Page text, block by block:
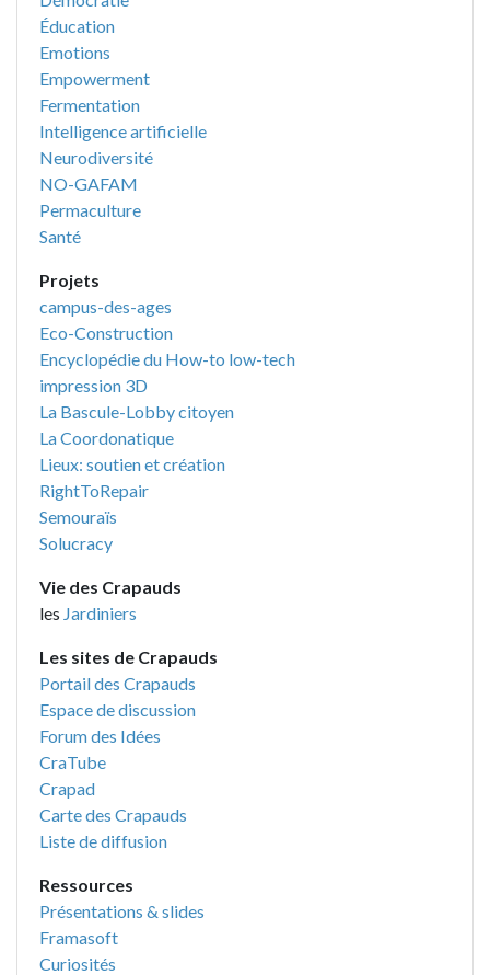
Éducation
Emotions
Empowerment
Fermentation
Intelligence artificielle
Neurodiversité
NO-GAFAM
Permaculture
Santé
Projets
campus-des-ages
Eco-Construction
Encyclopédie du How-to low-tech
impression 3D
La Bascule-Lobby citoyen
La Coordonatique
Lieux: soutien et création
RightToRepair
Semouraïs
Solucracy
Vie des Crapauds
les Jardiniers
Les sites de Crapauds
Portail des Crapauds
Espace de discussion
Forum des Idées
CraTube
Crapad
Carte des Crapauds
Liste de diffusion
Ressources
Présentations & slides
Framasoft
Curiosités